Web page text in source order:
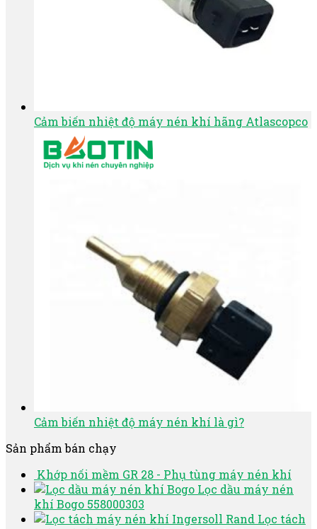
Cảm biến nhiệt độ máy nén khí hãng Atlascopco
Cảm biến nhiệt độ máy nén khí là gì?
Sản phẩm bán chạy
Khớp nối mềm GR 28 - Phụ tùng máy nén khí
Lọc dầu máy nén
khí Bogo 558000303
Lọc tách